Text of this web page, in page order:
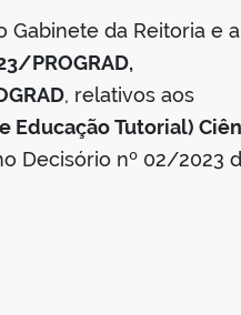
Gabinete da Reitoria e a
PROGRAD,
, relativos aos
Educação Tutorial)
Decisório nº 02/2023